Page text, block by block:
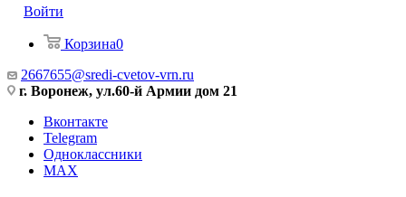
Войти
Корзина0
2667655@sredi-cvetov-vrn.ru
г. Воронеж, ул.60-й Армии дом 21
Вконтакте
Telegram
Одноклассники
MAX